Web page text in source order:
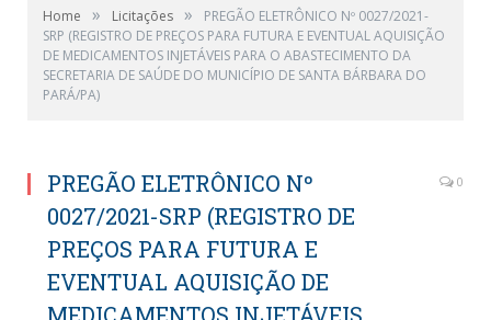
Home » Licitações »
PREGÃO ELETRÔNICO Nº 0027/2021-
SRP (REGISTRO DE PREÇOS PARA FUTURA E EVENTUAL AQUISIÇÃO
DE MEDICAMENTOS INJETÁVEIS PARA O ABASTECIMENTO DA
SECRETARIA DE SAÚDE DO MUNICÍPIO DE SANTA BÁRBARA DO
PARÁ/PA)
PREGÃO ELETRÔNICO Nº
0027/2021-SRP (REGISTRO DE
PREÇOS PARA FUTURA E
EVENTUAL AQUISIÇÃO DE
0